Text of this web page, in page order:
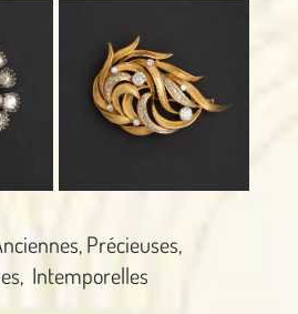
Précieuses,
Intemporelles